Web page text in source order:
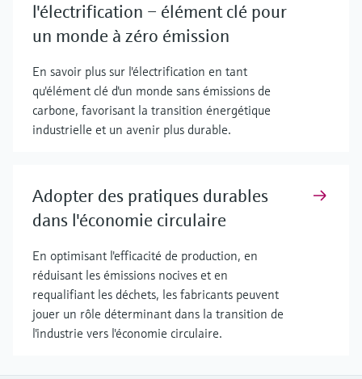
l'électrification – élément clé pour
un monde à zéro émission
En savoir plus sur l'électrification en tant
qu'élément clé d'un monde sans émissions de
carbone, favorisant la transition énergétique
industrielle et un avenir plus durable.
Adopter des pratiques durables
dans l'économie circulaire
En optimisant l'efficacité de production, en
réduisant les émissions nocives et en
requalifiant les déchets, les fabricants peuvent
jouer un rôle déterminant dans la transition de
l'industrie vers l'économie circulaire.